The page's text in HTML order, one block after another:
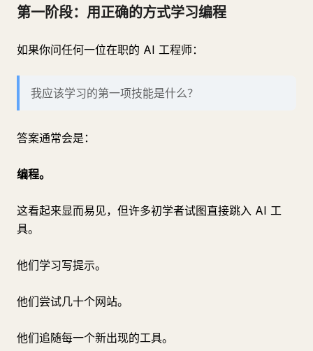
第一阶段：用正确的方式学习编程
如果你问任何一位在职的 AI 工程师：
我应该学习的第一项技能是什么？
答案通常会是：
编程。
这看起来显而易见，但许多初学者试图直接跳入 AI 工
具。
他们学习写提示。
他们尝试几十个网站。
他们追随每一个新出现的工具。